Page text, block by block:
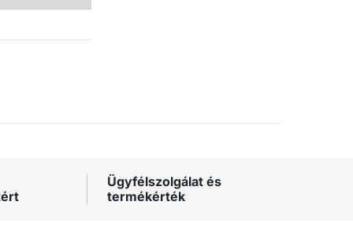
Ügyfélszolgálat és
termékérték